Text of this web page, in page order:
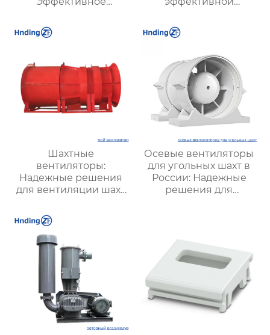
надежной вентиляции
оптимизации работы
Шахтные
вентиляторы:
Надежные решения
для вентиляции шахт
| Купить с доставкой
Осевые вентиляторы
для угольных шахт в
России: Надежные
решения для